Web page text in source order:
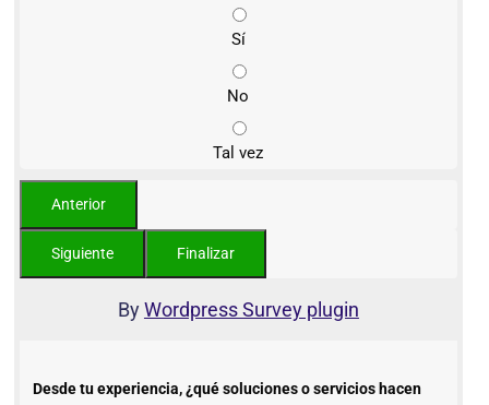
Sí
No
Tal vez
ByWordpress Survey plugin
Desde tu experiencia, ¿qué soluciones o servicios hacen